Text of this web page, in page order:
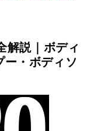
解説｜ボディ
ー・ボディソ